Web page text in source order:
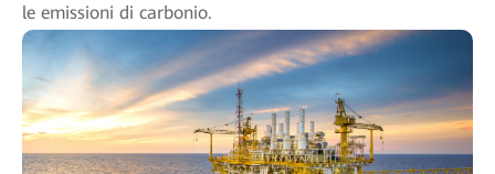
le emissioni di carbonio.